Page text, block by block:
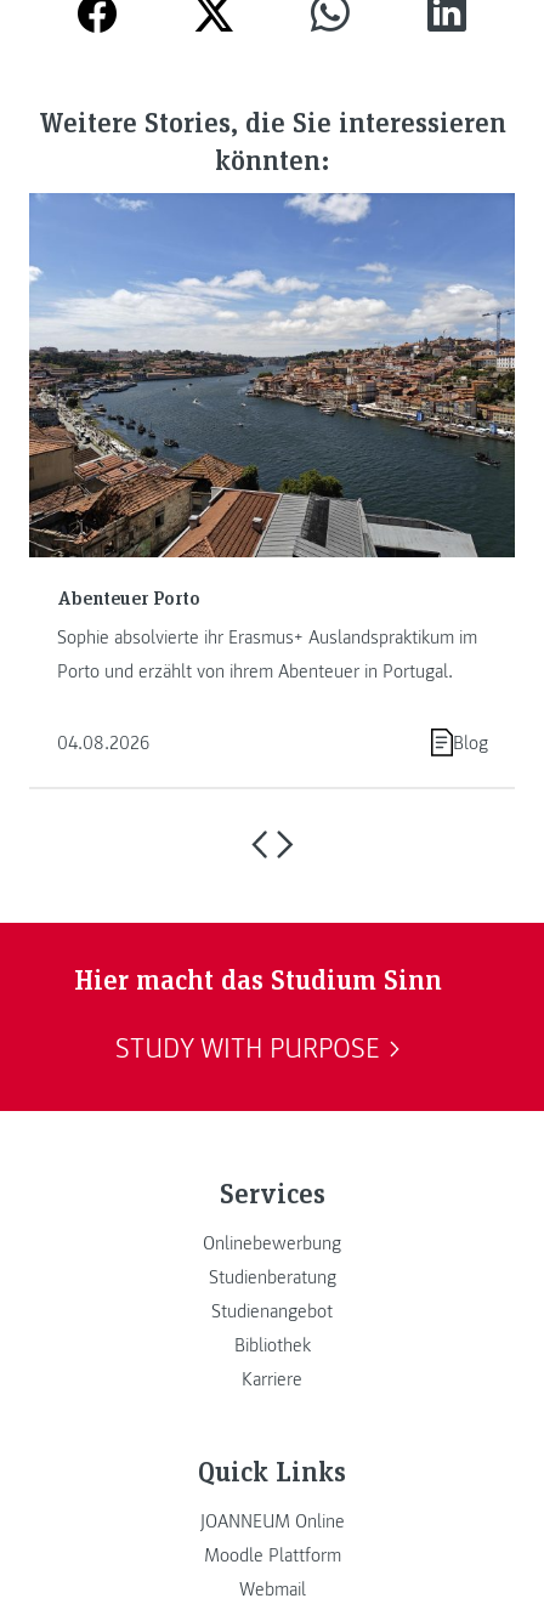
Weitere Stories, die Sie interessieren
könnten:
Abenteuer Porto
Sophie absolvierte ihr Erasmus+ Auslandspraktikum im
Porto und erzählt von ihrem Abenteuer in Portugal.
04.08.2026 Blog
Hier macht das Studium Sinn
STUDY WITH PURPOSE
Services
Onlinebewerbung
Studienberatung
Studienangebot
Bibliothek
Karriere
Quick Links
JOANNEUM Online
Moodle Plattform
Webmail